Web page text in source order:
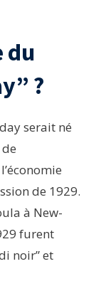
du
?
serait né
de 1929.
à New-
furent
noir” et